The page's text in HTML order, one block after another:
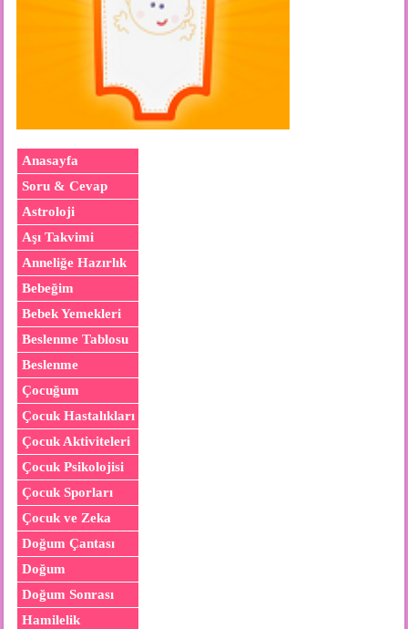
Anasayfa
Soru & Cevap
Astroloji
Aşı Takvimi
Anneliğe Hazırlık
Bebeğim
Bebek Yemekleri
Beslenme Tablosu
Beslenme
Çocuğum
Çocuk Hastalıkları
Çocuk Aktiviteleri
Çocuk Psikolojisi
Çocuk Sporları
Çocuk ve Zeka
Doğum Çantası
Doğum
Doğum Sonrası
Hamilelik